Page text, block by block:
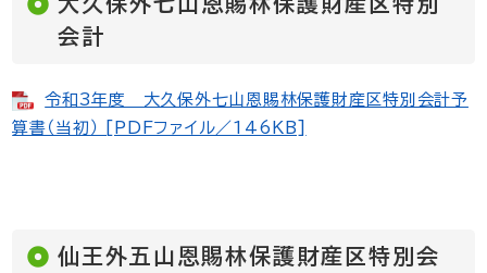
会計
令和3年度 大久保外七山恩賜林保護財産区特別会計予
算書（当初） [PDFファイル／146KB]
仙王外五山恩賜林保護財産区特別会